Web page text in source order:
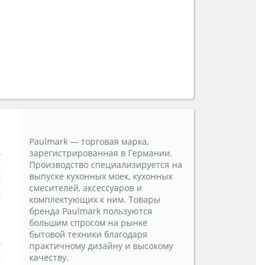
Paulmark — торговая марка,
зарегистрированная в Германии.
Производство специализируется на
выпуске кухонных моек, кухонных
смесителей, аксессуаров и
комплектующих к ним. Товары
бренда Paulmark пользуются
большим спросом на рынке
бытовой техники благодаря
практичному дизайну и высокому
качеству.